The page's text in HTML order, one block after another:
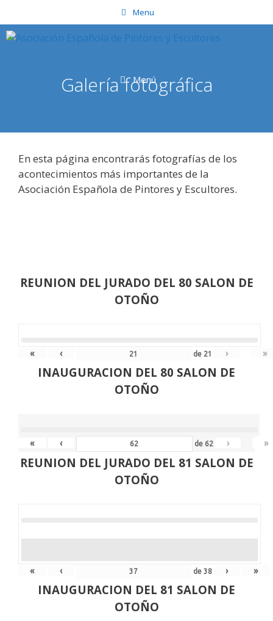
al
contenido
Menu
Menú
Galería fotográfica
En esta página encontrarás fotografías de los
acontecimientos más importantes de la
Asociación Española de Pintores y Escultores.
REUNION DEL JURADO DEL 80 SALON DE
OTOÑO
« ‹ de 21 › »
INAUGURACION DEL 80 SALON DE
OTOÑO
« ‹ de 62 › »
REUNION DEL JURADO DEL 81 SALON DE
OTOÑO
« ‹ de 38 › »
INAUGURACION DEL 81 SALON DE
OTOÑO